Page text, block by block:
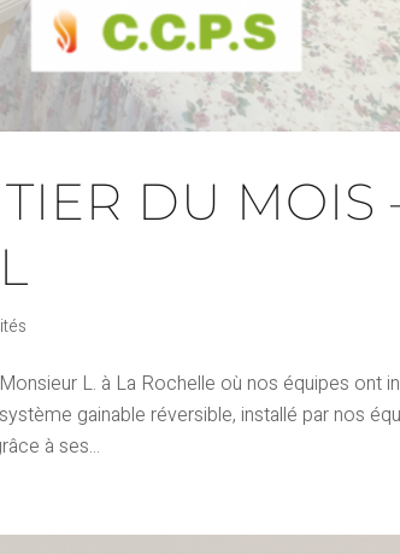
DU MOIS
L. à La Rochelle où nos équipes ont
gainable réversible, installé par nos
à ses...